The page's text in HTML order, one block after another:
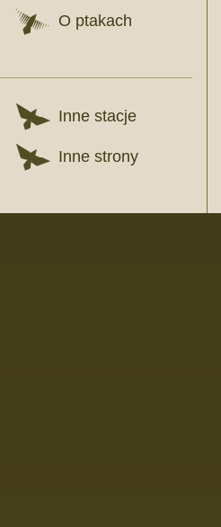
O ptakach
Inne stacje
Inne strony